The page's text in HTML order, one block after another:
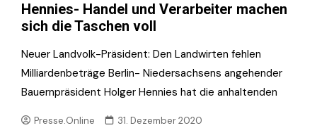
Hennies- Handel und Verarbeiter machen
sich die Taschen voll
Neuer Landvolk-Präsident: Den Landwirten fehlen
Milliardenbeträge Berlin- Niedersachsens angehender
Bauernpräsident Holger Hennies hat die anhaltenden
Presse.Online 31. Dezember 2020